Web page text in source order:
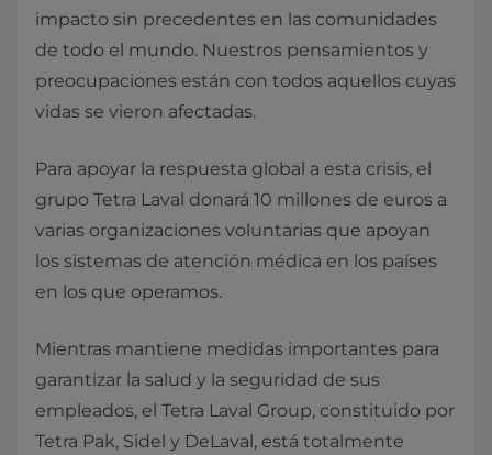
impacto sin precedentes en las comunidades
de todo el mundo. Nuestros pensamientos y
preocupaciones están con todos aquellos cuyas
vidas se vieron afectadas.
Para apoyar la respuesta global a esta crisis, el
grupo Tetra Laval donará 10 millones de euros a
varias organizaciones voluntarias que apoyan
los sistemas de atención médica en los países
en los que operamos.
Mientras mantiene medidas importantes para
garantizar la salud y la seguridad de sus
empleados, el Tetra Laval Group, constituido por
Tetra Pak, Sidel y DeLaval, está totalmente